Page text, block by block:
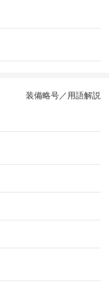
装備略号／用語解説